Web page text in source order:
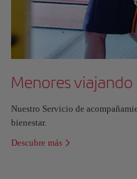
Menores viajando
Nuestro Servicio de
bienestar.
Descubre más